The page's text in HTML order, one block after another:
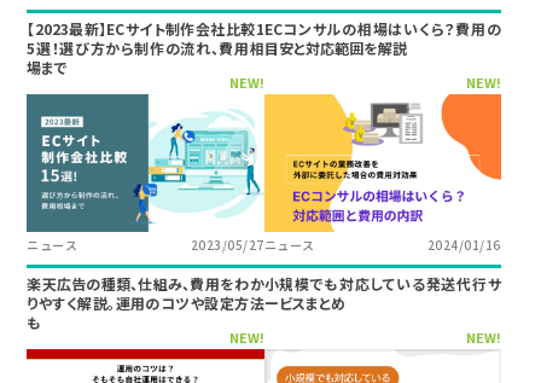
【2023最新】ECサイト制作会社比較1
5選！選び方から制作の流れ、費用相
場まで
NEW!
ニュース 2023/05/27
ECコンサルの相場はいくら？費用の
目安と対応範囲を解説
NEW!
ニュース 2024/01/16
楽天広告の種類、仕組み、費用をわか
りやすく解説。運用のコツや設定方法
も
NEW!
小規模でも対応している発送代行サ
ービスまとめ
NEW!